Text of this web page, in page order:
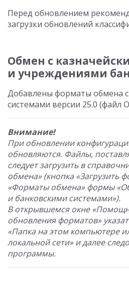
Перед обновлением
загрузки обновлений
Обмен с
и учреждениями
Добавлены форматы обмена с
системами версии 25.0 (файл
Внимание!
При обновлении
обновляются. Файлы,
следует загрузить в
обмена» (кнопка «Загрузить
«Форматы обмена» формы
и банковскими системами»).
В открывшемся окне
обновления форматов»
«Папка на этом компьютере
локальной сети» и далее
программы.